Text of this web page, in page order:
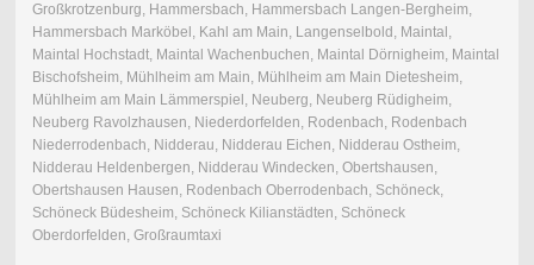
Großkrotzenburg, Hammersbach, Hammersbach Langen-Bergheim,
Hammersbach Marköbel, Kahl am Main, Langenselbold, Maintal,
Maintal Hochstadt, Maintal Wachenbuchen, Maintal Dörnigheim, Maintal
Bischofsheim, Mühlheim am Main, Mühlheim am Main Dietesheim,
Mühlheim am Main Lämmerspiel, Neuberg, Neuberg Rüdigheim,
Neuberg Ravolzhausen, Niederdorfelden, Rodenbach, Rodenbach
Niederrodenbach, Nidderau, Nidderau Eichen, Nidderau Ostheim,
Nidderau Heldenbergen, Nidderau Windecken, Obertshausen,
Obertshausen Hausen, Rodenbach Oberrodenbach, Schöneck,
Schöneck Büdesheim, Schöneck Kilianstädten, Schöneck
Oberdorfelden, Großraumtaxi